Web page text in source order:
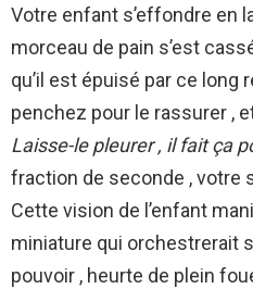
Votre enfant s’effondre en
morceau de pain s’est
qu’il est épuisé par ce long
penchez pour le rassurer ,
Laisse-le pleurer , il fait ça
fraction de seconde , votre
Cette vision de l’enfant
miniature qui orchestrerait
pouvoir , heurte de plein